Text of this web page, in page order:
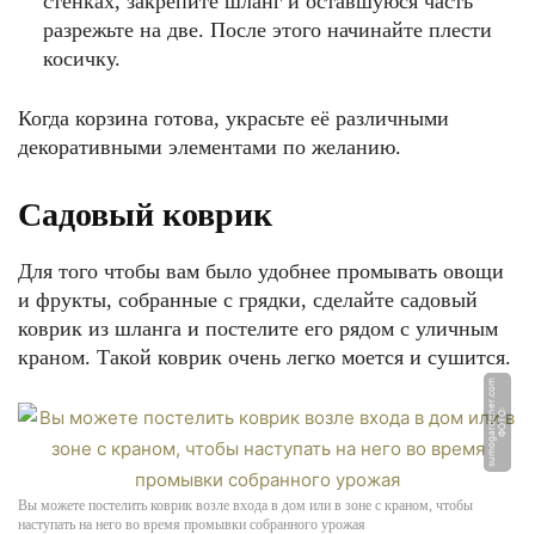
разрежьте на две. После этого начинайте плести
косичку.
Когда корзина готова, украсьте её различными
декоративными элементами по желанию.
Садовый коврик
Для того чтобы вам было удобнее промывать овощи
и фрукты, собранные с грядки, сделайте садовый
коврик из шланга и постелите его рядом с уличным
краном. Такой коврик очень легко моется и сушится.
Ф
О
Т
О:
s
u
m
o
g
a
r
d
e
n
e
r.
c
o
m
Вы можете постелить коврик возле входа в дом или в зоне с краном, чтобы
наступать на него во время промывки собранного урожая